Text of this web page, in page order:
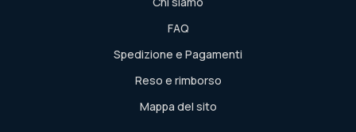
FAQ
Spedizione e Pagamenti
Reso e rimborso
Mappa del sito